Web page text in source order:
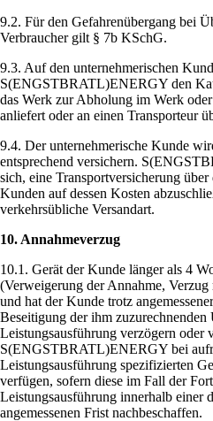
9.2. Für den Gefahrenübergang bei
Verbraucher gilt § 7b KSchG.
9.3. Auf den unternehmerischen
S(ENGSTBRATL)ENERGY den
das Werk zur Abholung im Werk
anliefert oder an einen Transporteur
9.4. Der unternehmerische Kunde
entsprechend versichern.
sich, eine Transportversicherung
Kunden auf dessen Kosten
verkehrsübliche Versandart.
10. Annahmeverzug
10.1. Gerät der Kunde länger als 4
(Verweigerung der Annahme,
und hat der Kunde trotz
Beseitigung der ihm zuzurechnenden
Leistungsausführung verzögern oder
S(ENGSTBRATL)ENERGY bei
Leistungsausführung spezifizierten
verfügen, sofern diese im Fall der
Leistungsausführung innerhalb einer
angemessenen Frist nachbeschaffen.